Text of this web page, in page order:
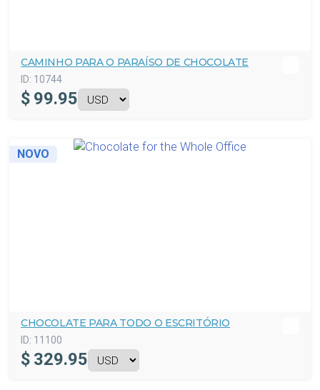
CAMINHO PARA O PARAÍSO DE CHOCOLATE
ID: 10744
$ 99.95
NOVO
CHOCOLATE PARA TODO O ESCRITÓRIO
ID: 11100
$ 329.95